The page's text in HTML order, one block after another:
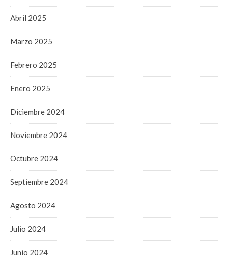
Abril 2025
Marzo 2025
Febrero 2025
Enero 2025
Diciembre 2024
Noviembre 2024
Octubre 2024
Septiembre 2024
Agosto 2024
Julio 2024
Junio 2024